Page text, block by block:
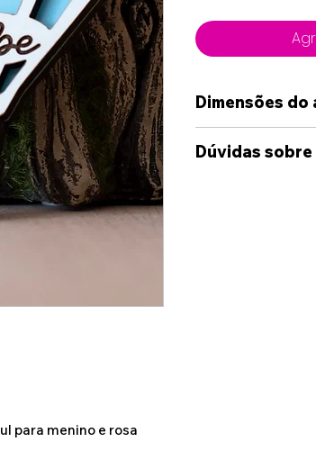
para menino e rosa
Dimensões
9cm x 6cm
Dúvidas
das opções